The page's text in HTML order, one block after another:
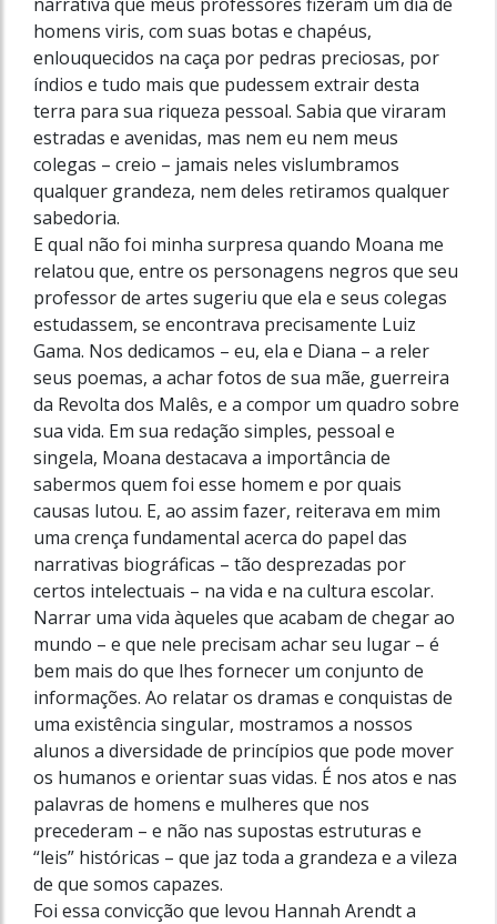
homens viris, com suas botas e chapéus,
enlouquecidos na caça por pedras preciosas, por
índios e tudo mais que pudessem extrair desta
terra para sua riqueza pessoal. Sabia que viraram
estradas e avenidas, mas nem eu nem meus
colegas – creio – jamais neles vislumbramos
qualquer grandeza, nem deles retiramos qualquer
sabedoria.
E qual não foi minha surpresa quando Moana me
relatou que, entre os personagens negros que seu
professor de artes sugeriu que ela e seus colegas
estudassem, se encontrava precisamente Luiz
Gama. Nos dedicamos – eu, ela e Diana – a reler
seus poemas, a achar fotos de sua mãe, guerreira
da Revolta dos Malês, e a compor um quadro sobre
sua vida. Em sua redação simples, pessoal e
singela, Moana destacava a importância de
sabermos quem foi esse homem e por quais
causas lutou. E, ao assim fazer, reiterava em mim
uma crença fundamental acerca do papel das
narrativas biográficas – tão desprezadas por
certos intelectuais – na vida e na cultura escolar.
Narrar uma vida àqueles que acabam de chegar ao
mundo – e que nele precisam achar seu lugar – é
bem mais do que lhes fornecer um conjunto de
informações. Ao relatar os dramas e conquistas de
uma existência singular, mostramos a nossos
alunos a diversidade de princípios que pode mover
os humanos e orientar suas vidas. É nos atos e nas
palavras de homens e mulheres que nos
precederam – e não nas supostas estruturas e
“leis” históricas – que jaz toda a grandeza e a vileza
de que somos capazes.
Foi essa convicção que levou Hannah Arendt a